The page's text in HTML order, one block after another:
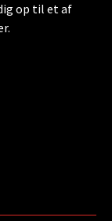
op til et af